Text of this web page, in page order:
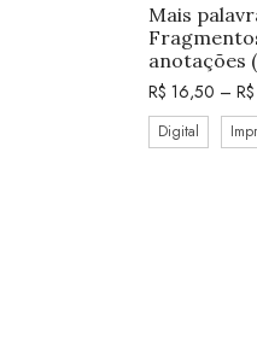
Mais
anotações
R$ 16,50 – R$
Digital